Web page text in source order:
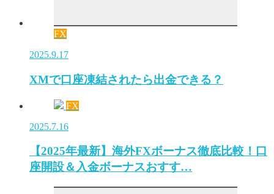
FX
2025.9.17
XMで口座凍結されたら出金できる？
FX
2025.7.16
【2025年最新】海外FXボーナス徹底比較！口
座開設＆入金ボーナスおすす…